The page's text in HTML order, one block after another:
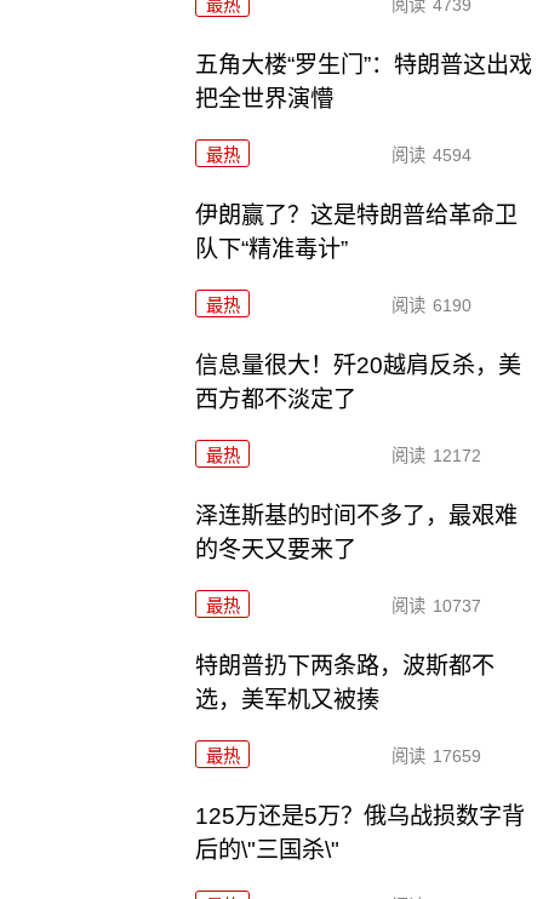
最热 阅读 4739
五角大楼“罗生门”：特朗普这出戏
把全世界演懵
最热 阅读 4594
伊朗赢了？这是特朗普给革命卫
队下“精准毒计”
最热 阅读 6190
信息量很大！歼20越肩反杀，美
西方都不淡定了
最热 阅读 12172
泽连斯基的时间不多了，最艰难
的冬天又要来了
最热 阅读 10737
特朗普扔下两条路，波斯都不
选，美军机又被揍
最热 阅读 17659
125万还是5万？俄乌战损数字背
后的\"三国杀\"